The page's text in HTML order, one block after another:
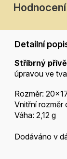
Hodnocení
Detailní
Stříbrný
úpravou ve
Rozměr:
Vnitřní rozměr
Váha: 2,12 g
Dodáváno v